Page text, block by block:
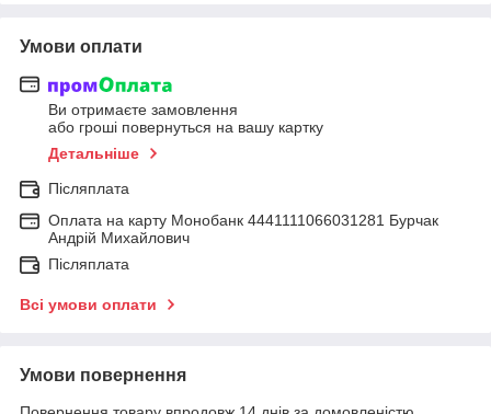
Умови оплати
Ви отримаєте замовлення
або гроші повернуться на вашу картку
Детальніше
Післяплата
Оплата на карту Монобанк 4441111066031281 Бурчак
Андрій Михайлович
Післяплата
Всі умови оплати
Умови повернення